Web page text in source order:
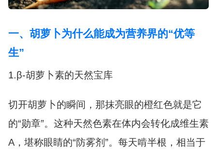
一、胡萝卜为什么能成为营养界的“优等
生”
1.β-胡萝卜素的天然宝库
切开胡萝卜的瞬间，那抹亮眼的橙红色就是它
的“勋章”。这种天然色素在体内会转化成维生素
A，堪称眼睛的“防雾剂”。每天啃半根，相当于